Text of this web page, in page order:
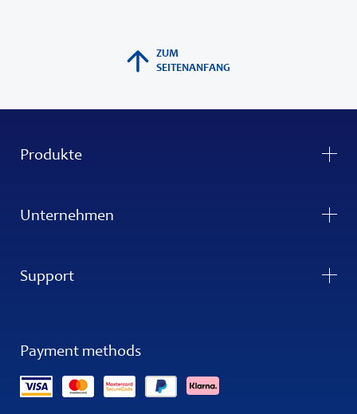
ZUM
SEITENANFANG
Produkte
Unternehmen
Support
Payment methods